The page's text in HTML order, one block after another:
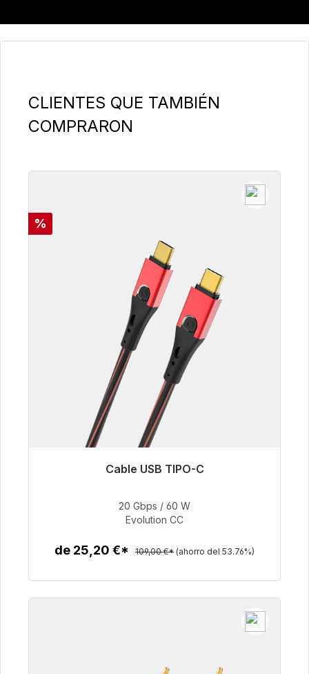
Omitir la galería de productos
CLIENTES QUE TAMBIÉN
COMPRARON
Descuento
%
Cable USB TIPO-C
Listo para envío inmediato, plazo de entrega
50,40 €
20 Gbps / 60 W
Evolution CC
de 25,20 €* 109,00 €* (ahorro del 53.76%)